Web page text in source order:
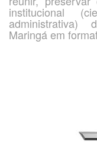
institucional
administrativa)
Maringá em